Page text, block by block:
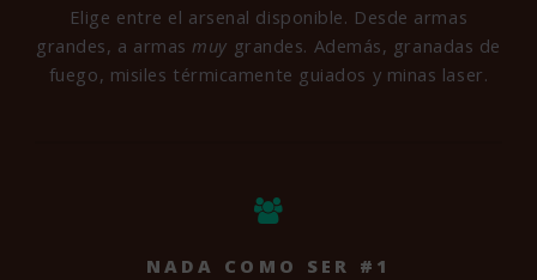
Elige entre el arsenal disponible. Desde armas
grandes, a armasmuy grandes. Además, granadas de
fuego, misiles térmicamente guiados y minas laser.
NADA COMO SER #1